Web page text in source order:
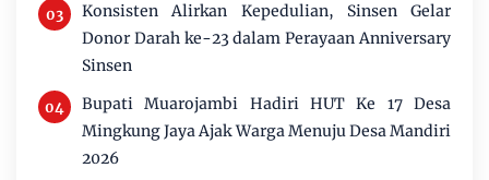
Konsisten Alirkan Kepedulian, Sinsen Gelar
Donor Darah ke-23 dalam Perayaan Anniversary
Sinsen
Bupati Muarojambi Hadiri HUT Ke 17 Desa
Mingkung Jaya Ajak Warga Menuju Desa Mandiri
2026